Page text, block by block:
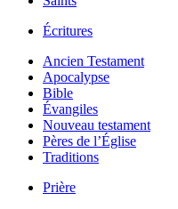
Écritures
Ancien Testament
Apocalypse
Bible
Évangiles
Nouveau testament
Pères de l’Église
Traditions
Prière